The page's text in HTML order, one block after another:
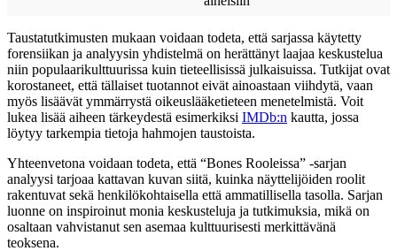
Taustatutkimusten mukaan voidaan todeta, että sarjassa käytetty
forensiikan ja analyysin yhdistelmä on herättänyt laajaa keskustelua
niin populaarikulttuurissa kuin tieteellisissä julkaisuissa. Tutkijat ovat
korostaneet, että tällaiset tuotannot eivät ainoastaan viihdytä, vaan
myös lisäävät ymmärrystä oikeuslääketieteen menetelmistä. Voit
lukea lisää aiheen tärkeydestä esimerkiksi IMDb:n kautta, jossa
löytyy tarkempia tietoja hahmojen taustoista.
Yhteenvetona voidaan todeta, että “Bones Rooleissa” -sarjan
analyysi tarjoaa kattavan kuvan siitä, kuinka näyttelijöiden roolit
rakentuvat sekä henkilökohtaisella että ammatillisella tasolla. Sarjan
luonne on inspiroinut monia keskusteluja ja tutkimuksia, mikä on
osaltaan vahvistanut sen asemaa kulttuurisesti merkittävänä
teoksena.